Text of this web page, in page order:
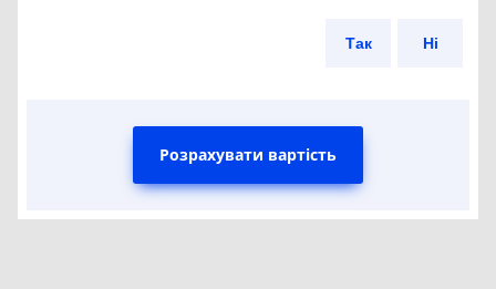
Так Ні
Розрахувати вартість